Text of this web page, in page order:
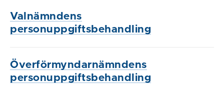
Valnämndens
personuppgiftsbehandling
Överförmyndarnämndens
personuppgiftsbehandling